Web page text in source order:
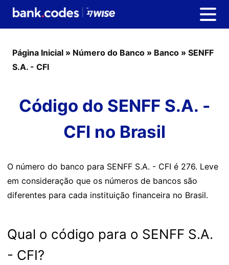
Página Inicial » Número do Banco » Banco » SENFF
S.A. - CFI
Código do SENFF S.A. -
CFI no Brasil
O número do banco para SENFF S.A. - CFI é 276. Leve
em consideração que os números de bancos são
diferentes para cada instituição financeira no Brasil.
Qual o código para o SENFF S.A.
- CFI?